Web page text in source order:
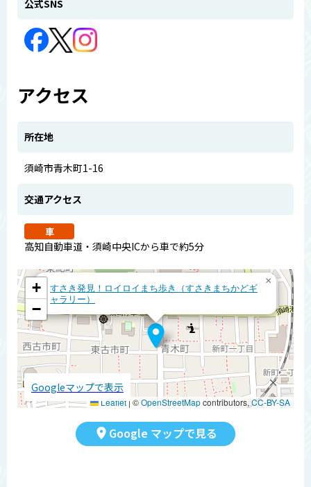
公式SNS
アクセス
所在地
須崎市青木町1-16
交通アクセス
車
高知自動車道・須崎中央ICから車で約5分
すさき発見！ロイロイまち歩き（すさきまちかどギ
ャラリー）
×
+
−
Leaflet | ©OpenStreetMapcontributors, CC-BY-SA
Googleマップで表示
Google マップで見る